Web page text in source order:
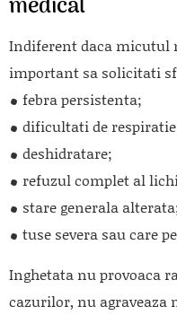
Indiferent daca micutul
important sa solicitati
febra persistenta;
dificultati de
deshidratare;
refuzul complet al
stare generala
tuse severa sau care
Inghetata nu provoaca
cazurilor, nu agraveaza